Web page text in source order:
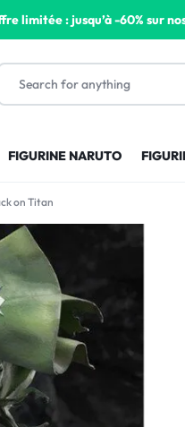
limitée : jusqu’à -60% sur
FIGURINE NARUTO
on Titan